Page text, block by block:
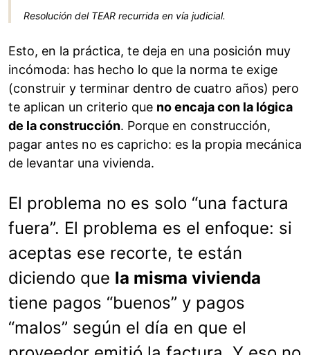
Resolución del TEAR recurrida en vía judicial.
Esto, en la práctica, te deja en una posición muy
incómoda: has hecho lo que la norma te exige
(construir y terminar dentro de cuatro años) pero
te aplican un criterio que no encaja con la lógica
de la construcción. Porque en construcción,
pagar antes no es capricho: es la propia mecánica
de levantar una vivienda.
El problema no es solo “una factura
fuera”. El problema es el enfoque: si
aceptas ese recorte, te están
diciendo que la misma vivienda
tiene pagos “buenos” y pagos
“malos” según el día en que el